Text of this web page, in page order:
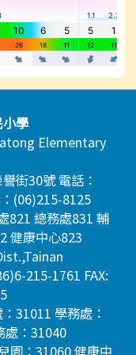
學
Elementary
街30號 電話：
(06)215-8125
821 總務處831 輔
健康中心823
215-1761 FAX:
31011 學務處：
處：31040
園：31060 健康中